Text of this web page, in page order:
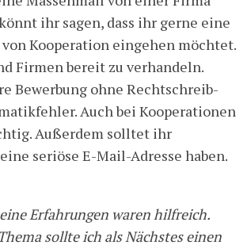
ihr sagen, dass ihr gerne eine
Kooperation eingehen möchtet.
Firmen bereit zu verhandeln.
Bewerbung ohne Rechtschreib-
Auch bei Kooperationen
Außerdem solltet ihr
seriöse E-Mail-Adresse haben.
Erfahrungen waren hilfreich.
sollte ich als Nächstes einen